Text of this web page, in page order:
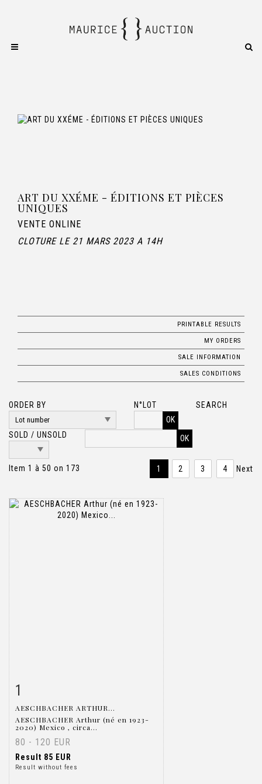
ART DU XXÉME - ÉDITIONS ET PIÈCES
UNIQUES
VENTE ONLINE
CLOTURE LE 21 MARS 2023 A 14H
PRINTABLE RESULTS
MY ORDERS
SALE INFORMATION
SALES CONDITIONS
ORDER BY
N°LOT
OK
SOLD / UNSOLD
SEARCH
Item 1 à 50 on 173 1 2 3 4 Next
1
AESCHBACHER ARTHUR...
AESCHBACHER Arthur (né en 1923-
2020) Mexico , circa...
80 - 120 EUR
Result 85 EUR
Result without fees